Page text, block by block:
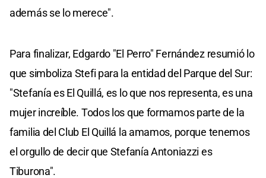
además se lo merece".
Para finalizar, Edgardo "El Perro" Fernández resumió lo
que simboliza Stefi para la entidad del Parque del Sur:
"Stefanía es El Quillá, es lo que nos representa, es una
mujer increíble. Todos los que formamos parte de la
familia del Club El Quillá la amamos, porque tenemos
el orgullo de decir que Stefanía Antoniazzi es
Tiburona".